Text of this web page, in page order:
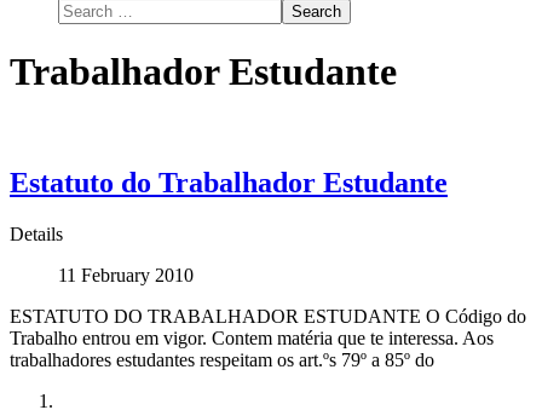
Search
Trabalhador Estudante
Estatuto do Trabalhador Estudante
Details
11 February 2010
ESTATUTO DO TRABALHADOR ESTUDANTE O Código do
Trabalho entrou em vigor. Contem matéria que te interessa. Aos
trabalhadores estudantes respeitam os art.ºs 79º a 85º do